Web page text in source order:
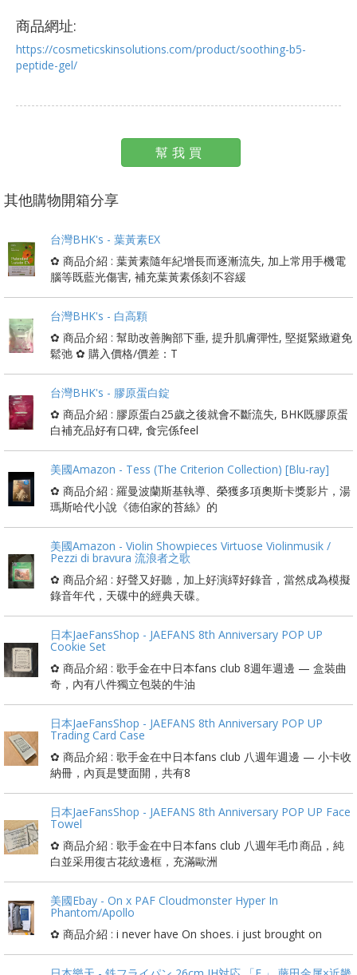
商品網址:
https://cosmeticskinsolutions.com/product/soothing-b5-
peptide-gel/
幫我買
其他購物開箱分享
台灣BHK's - 葉黃素EX
✿ 商品介紹 : 葉黃素隨年紀增長而逐漸流失, 加上常用手機電
腦等既藍光傷害, 補充葉黃素係刻不容緩
台灣BHK's - 白高顆
✿ 商品介紹 : 幫助改善胸部下垂, 提升肌膚彈性, 堅挺緊緻避免
鬆弛 ✿ 購入價格/價差：T
台灣BHK's - 膠原蛋白錠
✿ 商品介紹 : 膠原蛋白25歲之後就會不斷流失, BHK既膠原蛋
白補充品好有口碑, 食完係feel
美國Amazon - Tess (The Criterion Collection) [Blu-ray]
✿ 商品介紹 : 羅曼波蘭斯基執導、榮獲多項奧斯卡獎影片，湯
瑪斯哈代小說《德伯家的苔絲》的
美國Amazon - Violin Showpieces Virtuose Violinmusik /
Pezzi di bravura 流浪者之歌
✿ 商品介紹 : 好聲又好聽，加上好演繹好錄音，當然成為模擬
錄音年代，天碟中的經典天碟。
日本JaeFansShop - JAEFANS 8th Anniversary POP UP
Cookie Set
✿ 商品介紹 : 歌手金在中日本fans club 8週年週邊 — 盒裝曲
奇，內有八件獨立包裝的牛油
日本JaeFansShop - JAEFANS 8th Anniversary POP UP
Trading Card Case
✿ 商品介紹 : 歌手金在中日本fans club 八週年週邊 — 小卡收
納冊，內頁是雙面開，共有8
日本JaeFansShop - JAEFANS 8th Anniversary POP UP Face
Towel
✿ 商品介紹 : 歌手金在中日本fans club 八週年毛巾商品，純
白並采用復古花紋邊框，充滿歐洲
美國Ebay - On x PAF Cloudmonster Hyper In
Phantom/Apollo
✿ 商品介紹 : i never have On shoes. i just brought on